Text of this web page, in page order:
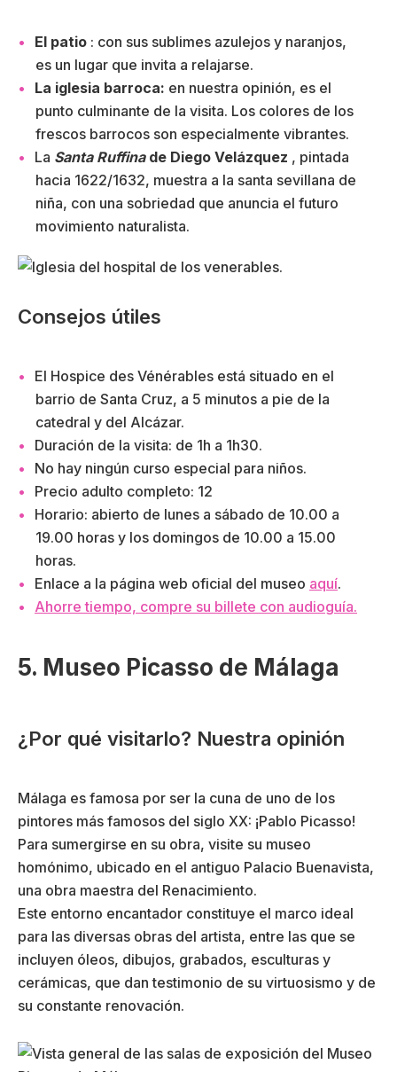
El patio : con sus sublimes azulejos y naranjos,
es un lugar que invita a relajarse.
La iglesia barroca: en nuestra opinión, es el
punto culminante de la visita. Los colores de los
frescos barrocos son especialmente vibrantes.
La Santa Ruffinade Diego Velázquez , pintada
hacia 1622/1632, muestra a la santa sevillana de
niña, con una sobriedad que anuncia el futuro
movimiento naturalista.
Consejos útiles
El Hospice des Vénérables está situado en el
barrio de Santa Cruz, a 5 minutos a pie de la
catedral y del Alcázar.
Duración de la visita: de 1h a 1h30.
No hay ningún curso especial para niños.
Precio adulto completo: 12
Horario: abierto de lunes a sábado de 10.00 a
19.00 horas y los domingos de 10.00 a 15.00
horas.
Enlace a la página web oficial del museo aquí.
Ahorre tiempo, compre su billete con audioguía.
5. Museo Picasso de Málaga
¿Por qué visitarlo? Nuestra opinión
Málaga es famosa por ser la cuna de uno de los
pintores más famosos del siglo XX: ¡Pablo Picasso!
Para sumergirse en su obra, visite su museo
homónimo, ubicado en el antiguo Palacio Buenavista,
una obra maestra del Renacimiento.
Este entorno encantador constituye el marco ideal
para las diversas obras del artista, entre las que se
incluyen óleos, dibujos, grabados, esculturas y
cerámicas, que dan testimonio de su virtuosismo y de
su constante renovación.